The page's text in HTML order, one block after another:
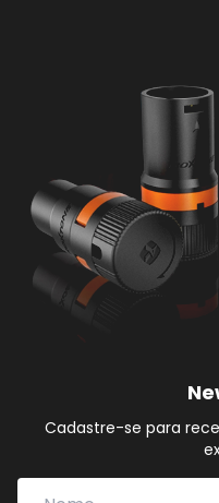
Cadastre-se para